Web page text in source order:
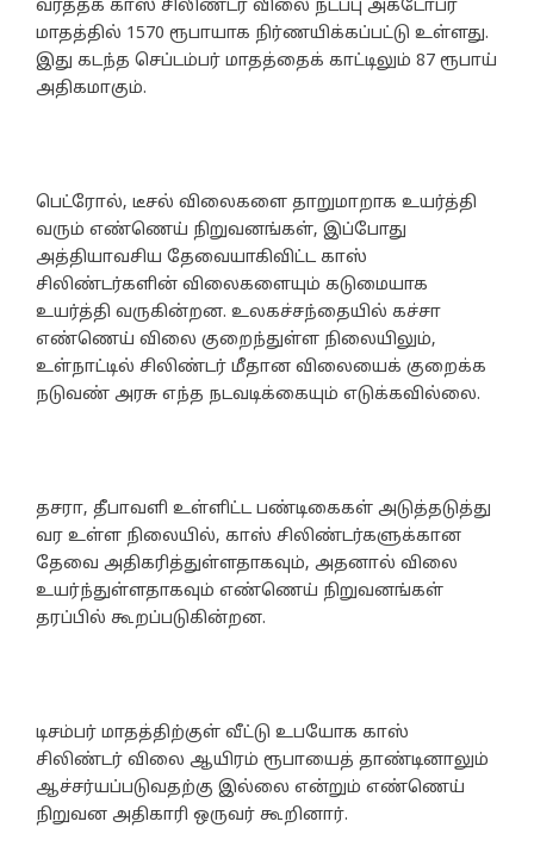
வர்த்தக காஸ் சிலிண்டர் விலை நடப்பு அக்டோபர்
மாதத்தில் 1570 ரூபாயாக நிர்ணயிக்கப்பட்டு உள்ளது.
இது கடந்த செப்டம்பர் மாதத்தைக் காட்டிலும் 87 ரூபாய்
அதிகமாகும்.
பெட்ரோல், டீசல் விலைகளை தாறுமாறாக உயர்த்தி
வரும் எண்ணெய் நிறுவனங்கள், இப்போது
அத்தியாவசிய தேவையாகிவிட்ட காஸ்
சிலிண்டர்களின் விலைகளையும் கடுமையாக
உயர்த்தி வருகின்றன. உலகச்சந்தையில் கச்சா
எண்ணெய் விலை குறைந்துள்ள நிலையிலும்,
உள்நாட்டில் சிலிண்டர் மீதான விலையைக் குறைக்க
நடுவண் அரசு எந்த நடவடிக்கையும் எடுக்கவில்லை.
தசரா, தீபாவளி உள்ளிட்ட பண்டிகைகள் அடுத்தடுத்து
வர உள்ள நிலையில், காஸ் சிலிண்டர்களுக்கான
தேவை அதிகரித்துள்ளதாகவும், அதனால் விலை
உயர்ந்துள்ளதாகவும் எண்ணெய் நிறுவனங்கள்
தரப்பில் கூறப்படுகின்றன.
டிசம்பர் மாதத்திற்குள் வீட்டு உபயோக காஸ்
சிலிண்டர் விலை ஆயிரம் ரூபாயைத் தாண்டினாலும்
ஆச்சர்யப்படுவதற்கு இல்லை என்றும் எண்ணெய்
நிறுவன அதிகாரி ஒருவர் கூறினார்.